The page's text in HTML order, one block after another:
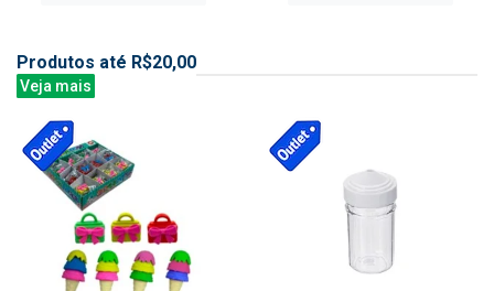
Produtos até R$20,00
Veja mais